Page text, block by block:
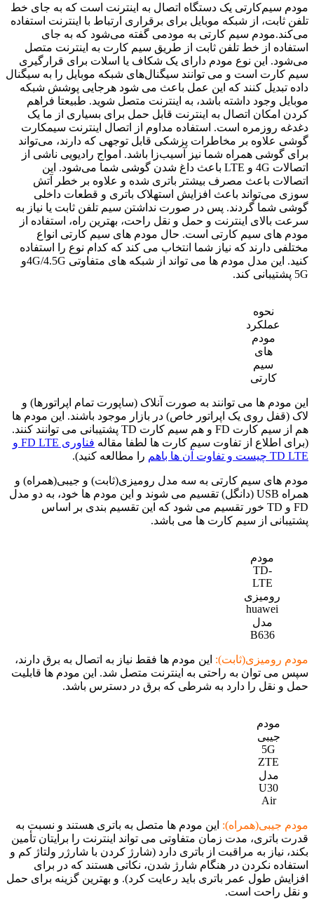
مودم سیم‌کارتی یک دستگاه اتصال به اینترنت است که به جای خط
تلفن ثابت، از شبکه موبایل برای برقراری ارتباط با اینترنت استفاده
می‌کند.مودم سیم کارتی به مودمی گفته می‌شود که به جای
استفاده از خط تلفن ثابت از طریق سیم کارت به اینترنت متصل
می‌شود. این نوع مودم دارای یک شکاف یا اسلات برای قرارگیری
سیم کارت است و می توانند سیگنال‌های شبکه موبایل را به سیگنال
داده تبدیل کنند که این عمل باعث می شود هرجایی پوشش شبکه
موبایل وجود داشته باشد، به اینترنت متصل شوید. طبیعتا فراهم
کردن امکان اتصال به اینترنت قابل حمل برای بسیاری از ما یک
دغدغه روزمره است. استفاده مداوم از اتصال اینترنت سیمکارت
گوشی علاوه بر مخاطرات پزشکی قابل توجهی که دارند، می‌تواند
برای گوشی همراه شما نیز آسیب‌زا باشد. امواج رادیویی ناشی از
اتصالات 4G و LTE باعث داغ شدن گوشی شما می‌شود. این
اتصالات باعث مصرف بیشتر باتری شده و علاوه بر خطر آتش
سوزی می‌تواند باعث افزایش استهلاک باتری و قطعات داخلی
گوشی شما گردند. پس در صورت نداشتن سیم تلفن ثابت یا نیاز به
سرعت بالای اینترنت و حمل و نقل راحت، بهترین راه، استفاده از
مودم های سیم کارتی است. حال مودم های سیم کارتی انواع
مختلفی دارند که نیاز شما انتخاب می کند که کدام نوع را استفاده
کنید. این مدل مودم ها می تواند از شبکه های متفاوتی 4G/4.5Gو
5G پشتیبانی کند.
نحوه
عملکرد
مودم
های
سیم
کارتی
این مودم ها می توانند به صورت آنلاک (ساپورت تمام اپراتورها) و
لاک (قفل روی یک اپراتور خاص) در بازار موجود باشند. این مودم ها
هم از سیم کارت FD و هم سیم کارت TD پشتیبانی می توانند کنند.
(برای اطلاع از تفاوت سیم کارت ها لطفا مقاله
فناوری FD LTE و
TD LTE چیست و تفاوت آن ها باهم
را مطالعه کنید).
مودم های سیم کارتی به سه مدل رومیزی(ثابت) و جیبی(همراه) و
همراه USB (دانگل) تقسیم می شوند و این مودم ها خود، به دو مدل
FD و TD خور تقسیم می شود که این تقسیم بندی بر اساس
پشتیبانی از سیم کارت ها می باشد.
مودم
TD-
LTE
رومیزی
huawei
مدل
B636
مودم رومیزی(ثابت): این مودم ها فقط نیاز به اتصال به برق دارند،
سپس می توان به راحتی به اینترنت متصل شد. این مودم ها قابلیت
حمل و نقل را دارد به شرطی که برق در دسترس باشد.
مودم
جیبی
5G
ZTE
مدل
U30
Air
مودم جیبی(همراه): این مودم ها متصل به باتری هستند و نسبت به
قدرت باتری، مدت زمان متفاوتی می تواند اینترنت را برایتان تأمین
بکند، نیاز به مراقبت از باتری دارد (شارژ کردن با شارژر ولتاژ کم و
استفاده نکردن در هنگام شارژ شدن، نکاتی هستند که در برای
افزایش طول عمر باتری باید رعایت کرد). و بهترین گزینه برای حمل
و نقل راحت است.